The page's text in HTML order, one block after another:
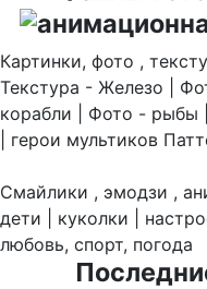
Картинки, фото ,
Текстура - Железо |
корабли | Фото - рыбы
| герои мультиков
Смайлики , эмодзи ,
дети | куколки |
любовь, спорт, погода